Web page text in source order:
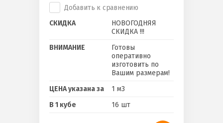
Добавить к сравнению
СКИДКА
НОВОГОДНЯЯ
СКИДКА !!!
ВНИМАНИЕ
Готовы
оперативно
изготовить по
Вашим размерам!
ЦЕНА указана за
1 м3
В 1 кубе
16 шт